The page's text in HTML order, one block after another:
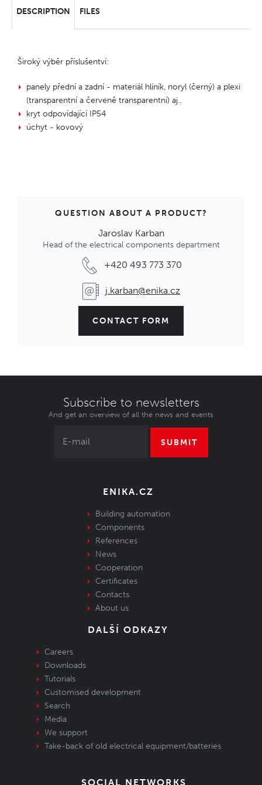
DESCRIPTION FILES
Široký výběr příslušentví:
panely přední a zadní - materiál hliník, noryl (černý) a plexi
(transparentní a červeně transparentní) aj..
kryt odpovídající IP54
úchyt - kovový
QUESTION ABOUT A PRODUCT?
Jaroslav Karban
Head of the electrical components department
+420 493 773 370
j.karban@enika.cz
CONTACT FORM
Subscribe to newsletters
And get an overview of all the news and events
SUBMIT
ENIKA.CZ
Building automation
Components
References
News
Cooperation
Certificates
Contacts
About us
DALŠÍ ODKAZY
Careers
Downloads
Tutorials
Customised development
Search
Media
We support
Take-back of old electrical equipment/batteries
SOCIAL NETWORKS